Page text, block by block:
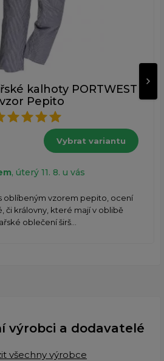
kalhoty PORTWEST
Pepito
Vybrat variantu
, úterý 11. 8. u vás
oblíbeným vzorem pepito, ocení
či královny, které mají v oblibě
oblečení širš...
výrobci a dodavatelé
všechny výrobce